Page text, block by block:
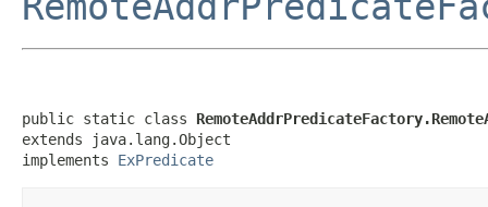
public static class
extends java.lang.Object
implements ExPredicate